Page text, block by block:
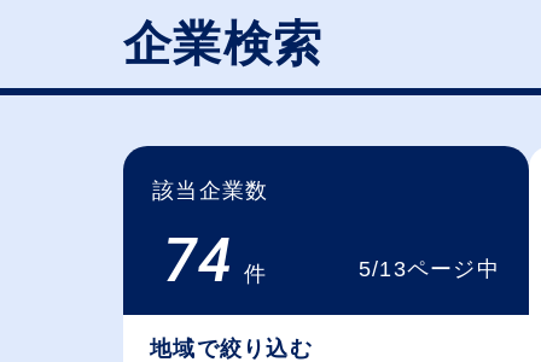
企業検索
該当企業数
74 件 5/13ページ中
地域で絞り込む